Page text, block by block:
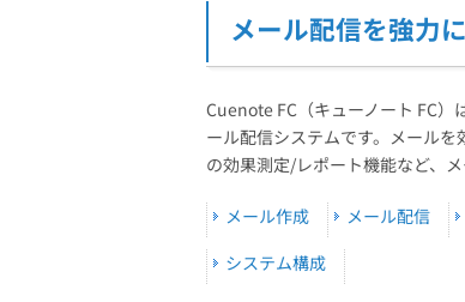
メール配信システム
SMS配信サービス
アンケートシステム・フォー
会員獲得／ニーズ把握
マーケティングブログ
メール配信を強力
Cuenote FC（キューノート FC
ール配信システムです。メール
の効果測定/レポート機能など、
メール作成 メール配信
システム構成